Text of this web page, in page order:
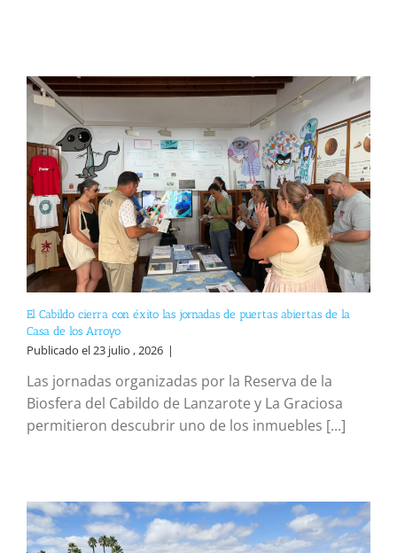
El Cabildo cierra con éxito las jornadas de puertas abiertas de la
Casa de los Arroyo
Publicado el 23 julio , 2026 |
Las jornadas organizadas por la Reserva de la
Biosfera del Cabildo de Lanzarote y La Graciosa
permitieron descubrir uno de los inmuebles [...]